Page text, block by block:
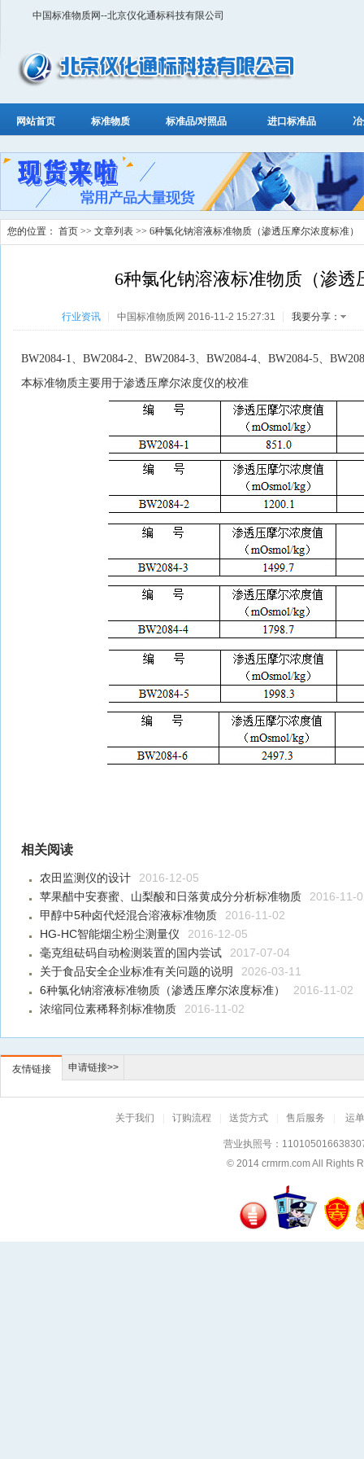
中国标准物质网--北京仪化通标科技有限公司
网站首页 标准物质 标准品/对照品 进口标准品
您的位置： 首页 >> 文章列表 >> 6种氯化钠溶液标准物质（渗透压摩尔浓度标准）
6种氯化钠溶液标准物质（渗透
行业资讯 中国标准物质网 2016-11-2 15:27:31 我要分享：
BW2084-1、 BW2084-2、 BW2084-3、 BW2084-4、 BW2084-5、
本标准物质主要用于渗透压摩尔浓度仪的校准
相关阅读
农田监测仪的设计
2016-12-05
苹果醋中安赛蜜、山梨酸和日落黄成分分析标准物质
2016-11-
甲醇中5种卤代烃混合溶液标准物质
2016-11-02
HG-HC智能烟尘粉尘测量仪
2016-12-05
毫克组砝码自动检测装置的国内尝试
2017-07-04
关于食品安全企业标准有关问题的说明
2026-03-11
6种氯化钠溶液标准物质（渗透压摩尔浓度标准）
2016-11-02
浓缩同位素稀释剂标准物质
2016-11-02
友情链接 申请链接>>
关于我们 订购流程 送货方式 售后服务 运
营业执照号：
© 2014 crmrm.comAll Rights